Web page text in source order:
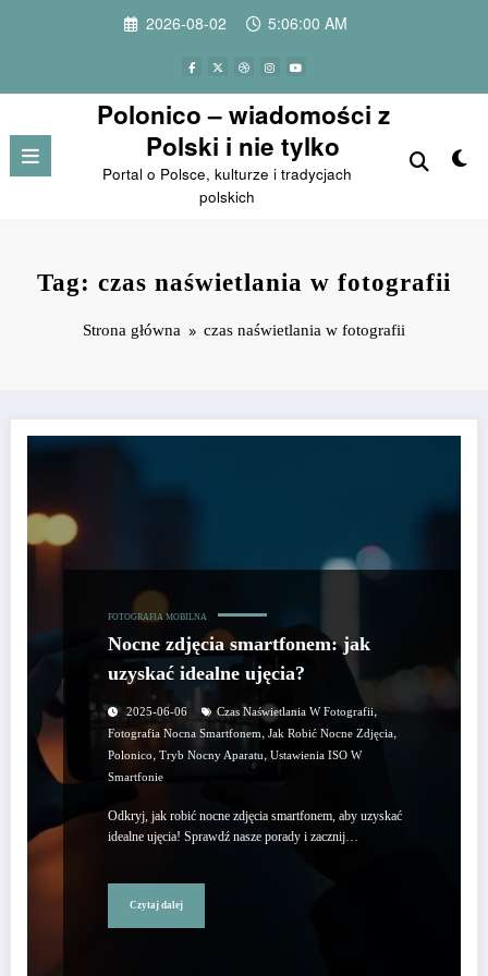
2026-08-02 5:06:00 AM
Polonico – wiadomości z
Polski i nie tylko
Portal o Polsce, kulturze i tradycjach
polskich
Tag: czas naświetlania w fotografii
Strona główna czas naświetlania w fotografii
FOTOGRAFIA MOBILNA
Nocne zdjęcia smartfonem: jak
uzyskać idealne ujęcia?
2025-06-06 Czas Naświetlania W Fotografii,
Fotografia Nocna Smartfonem, Jak Robić Nocne Zdjęcia,
Polonico, Tryb Nocny Aparatu, Ustawienia ISO W
Smartfonie
Odkryj, jak robić nocne zdjęcia smartfonem, aby uzyskać
idealne ujęcia! Sprawdź nasze porady i zacznij…
Czytaj dalej